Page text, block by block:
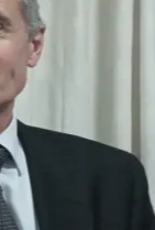
a
/ 11.00 /
/ 16.30 /